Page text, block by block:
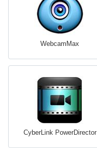
WebcamMax
CyberLink PowerDirector